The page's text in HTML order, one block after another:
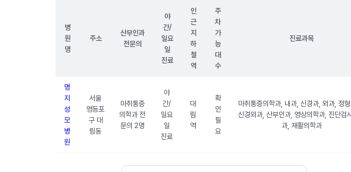
병
원
명
주소
산부인과
전문의
야
간/
일요
일
진료
인
근
지
하
철
역
주
차
가
능
대
수
진료과목
명
지
성
모
병
원
서울
영등포
구 대
림동
마취통증
의학과 전
문의 2명
야
간/
일요
일
진료
대
림
역
확
인
필
요
마취통증의학과, 내과, 신경과, 외과, 정
신경외과, 산부인과, 영상의학과, 진단검
과, 재활의학과